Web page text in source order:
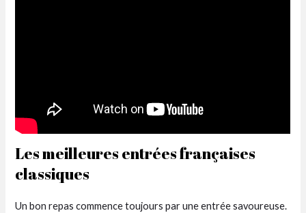
Les meilleures entrées françaises
classiques
Un bon repas commence toujours par une entrée savoureuse.